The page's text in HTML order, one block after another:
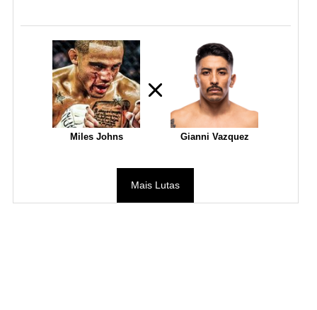
Miles Johns Gianni Vazquez
Mais Lutas